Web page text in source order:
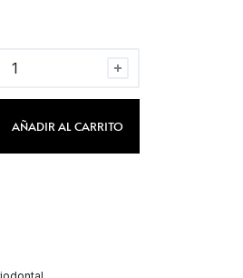
AÑADIR AL CARRITO